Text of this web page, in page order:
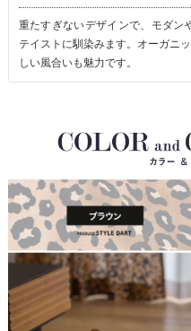
重たすぎないデザインで、モダン
テイストに馴染みます。オーガニ
しい風合いも魅力です。